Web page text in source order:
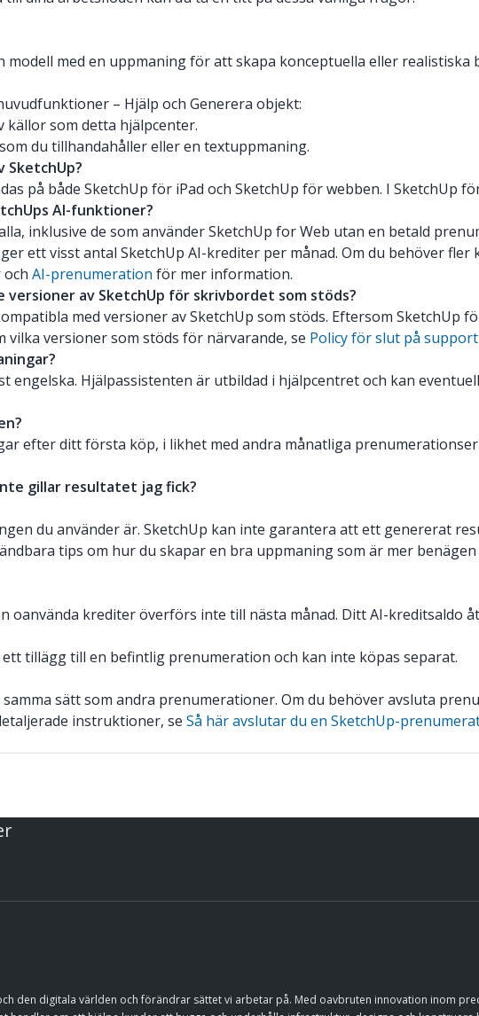
med en uppmaning för att skapa konceptuella eller
– Hjälp och Generera objekt:
källor som detta hjälpcenter.
du tillhandahåller eller en textuppmaning.
SketchUp?
på både SketchUp för iPad och SketchUp för webben. I
AI-funktioner?
inklusive de som använder SketchUp for Web utan en betald
ett visst antal SketchUp AI-krediter per månad. Om du behöver
och AI-prenumeration för mer information.
versioner av SketchUp för skrivbordet som stöds?
med versioner av SketchUp som stöds. Eftersom
versioner som stöds för närvarande, se Policy för slut på support
Hjälpassistenten är utbildad i hjälpcentret och kan
efter ditt första köp, i likhet med andra månatliga
gillar resultatet jag fick?
du använder är. SketchUp kan inte garantera att ett genererat
tips om hur du skapar en bra uppmaning som är mer
oanvända krediter överförs inte till nästa månad. Ditt AI-kreditsaldo
tillägg till en befintlig prenumeration och kan inte köpas separat.
sätt som andra prenumerationer. Om du behöver avsluta
instruktioner, se Så här avslutar du en SketchUp-
den digitala världen och förändrar sättet vi arbetar på. Med oavbruten innovation inom